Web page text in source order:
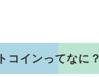
コインってなに？